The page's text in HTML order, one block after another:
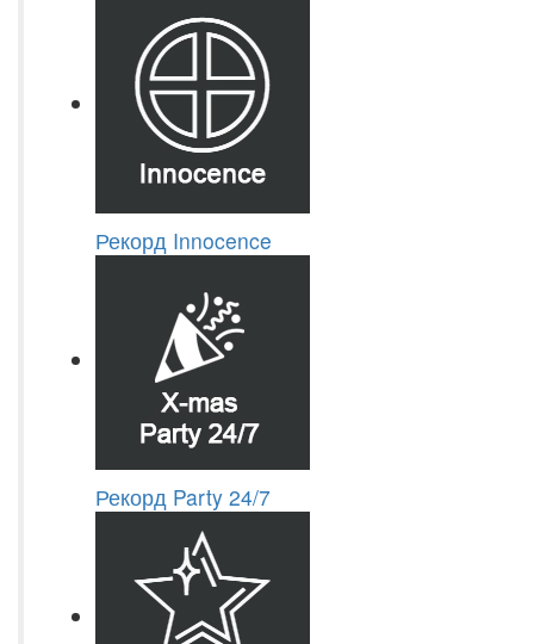
Рекорд Innocence
Рекорд Party 24/7